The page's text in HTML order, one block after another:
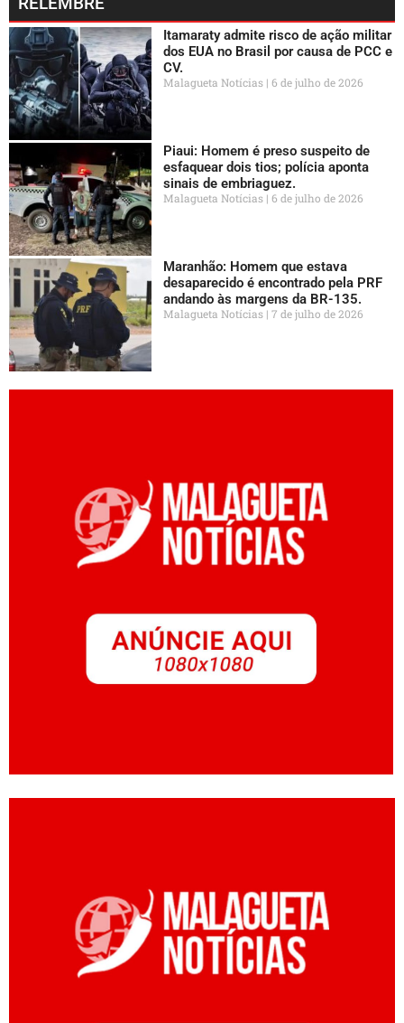
Itamaraty admite risco de ação militar
dos EUA no Brasil por causa de PCC e
CV.
Malagueta Notícias 6 de julho de 2026
Piaui: Homem é preso suspeito de
esfaquear dois tios; polícia aponta
sinais de embriaguez.
Malagueta Notícias 6 de julho de 2026
Maranhão: Homem que estava
desaparecido é encontrado pela PRF
andando às margens da BR-135.
Malagueta Notícias 7 de julho de 2026